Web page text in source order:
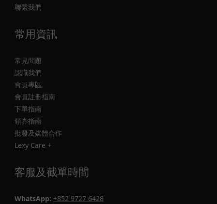
聯繫我們
常用資訊
常見問題
認識我們
會員專區
會員註冊指南
下單指南
領券指南
批發及媒體合作
Lexy Care +
客服及截單時間
WhatsApp: +852 9727 6428